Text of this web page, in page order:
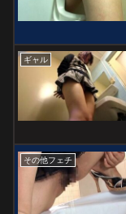
ギャル
その他フェチ